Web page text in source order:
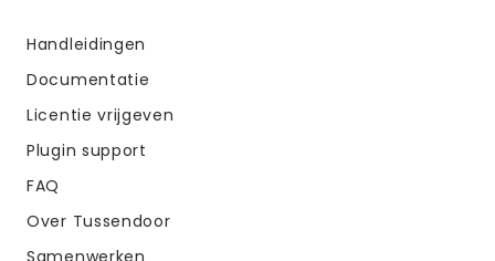
Handleidingen
Documentatie
Licentie vrijgeven
Plugin support
FAQ
Over Tussendoor
Samenwerken